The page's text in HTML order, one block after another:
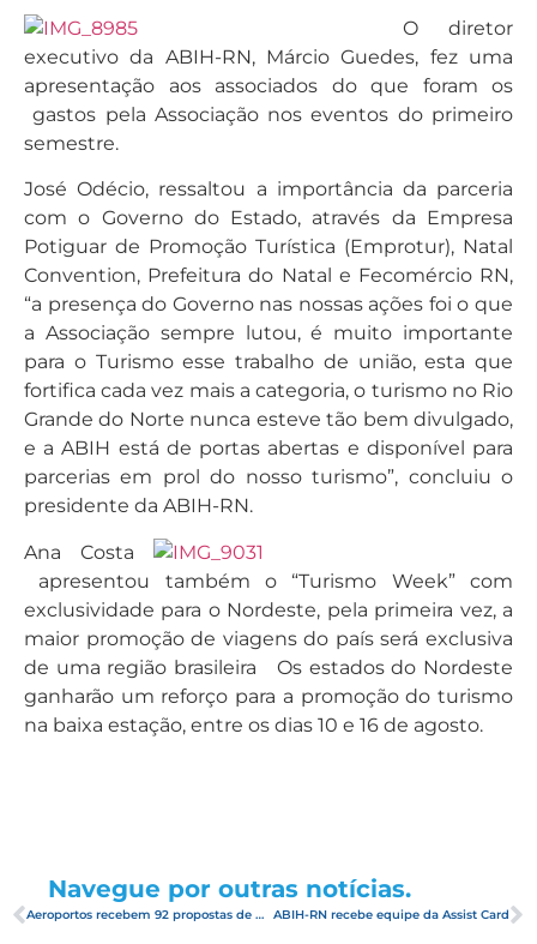
O diretor
executivo da ABIH-RN, Márcio Guedes, fez uma
apresentação aos associados do que foram os
gastos pela Associação nos eventos do primeiro
semestre.
José Odécio, ressaltou a importância da parceria
com o Governo do Estado, através da Empresa
Potiguar de Promoção Turística (Emprotur), Natal
Convention, Prefeitura do Natal e Fecomércio RN,
“a presença do Governo nas nossas ações foi o que
a Associação sempre lutou, é muito importante
para o Turismo esse trabalho de união, esta que
fortifica cada vez mais a categoria, o turismo no Rio
Grande do Norte nunca esteve tão bem divulgado,
e a ABIH está de portas abertas e disponível para
parcerias em prol do nosso turismo”, concluiu o
presidente da ABIH-RN.
Ana Costa
apresentou também o “Turismo Week” com
exclusividade para o Nordeste, pela primeira vez, a
maior promoção de viagens do país será exclusiva
de uma região brasileira Os estados do Nordeste
ganharão um reforço para a promoção do turismo
na baixa estação, entre os dias 10 e 16 de agosto.
Navegue por outras notícias.
Aeroportos recebem 92 propostas de estudos ABIH-RN recebe equipe da Assist Card